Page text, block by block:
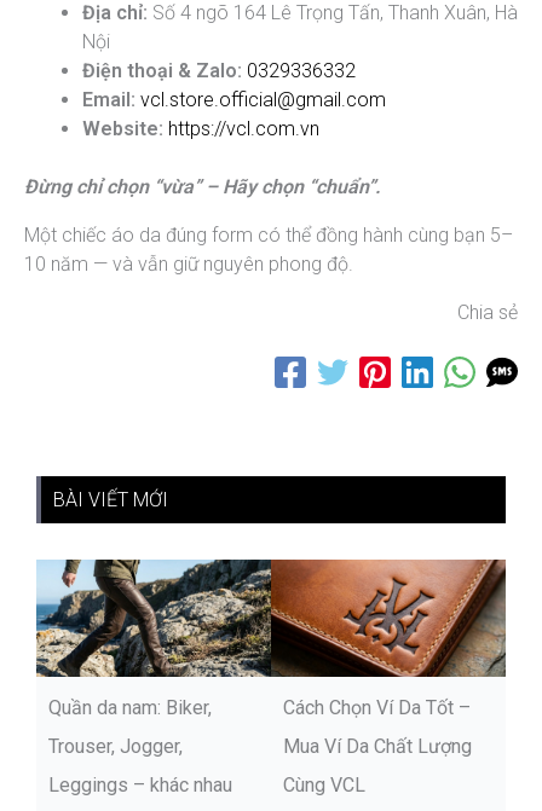
Địa chỉ: Số 4 ngõ 164 Lê Trọng Tấn, Thanh Xuân, Hà
Nội
Điện thoại & Zalo: 0329336332
Email: vcl.store.official@gmail.com
Website: https://vcl.com.vn
Đừng chỉ chọn “vừa” – Hãy chọn “chuẩn”.
Một chiếc áo da đúng form có thể đồng hành cùng bạn 5–
10 năm — và vẫn giữ nguyên phong độ.
Chia sẻ
BÀI VIẾT MỚI
Quần da nam: Biker,
Trouser, Jogger,
Leggings – khác nhau
Cách Chọn Ví Da Tốt –
Mua Ví Da Chất Lượng
Cùng VCL